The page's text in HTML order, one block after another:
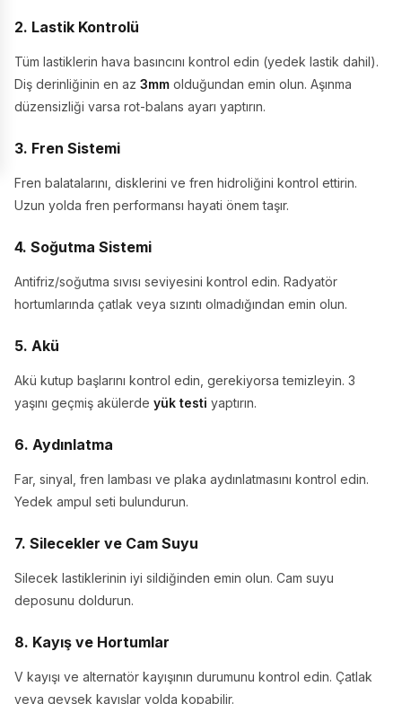
2. Lastik Kontrolü
Tüm lastiklerin hava basıncını kontrol edin (yedek lastik dahil).
Diş derinliğinin en az 3mm olduğundan emin olun. Aşınma
düzensizliği varsa rot-balans ayarı yaptırın.
3. Fren Sistemi
Fren balatalarını, disklerini ve fren hidroliğini kontrol ettirin.
Uzun yolda fren performansı hayati önem taşır.
4. Soğutma Sistemi
Antifriz/soğutma sıvısı seviyesini kontrol edin. Radyatör
hortumlarında çatlak veya sızıntı olmadığından emin olun.
5. Akü
Akü kutup başlarını kontrol edin, gerekiyorsa temizleyin. 3
yaşını geçmiş akülerde yük testi yaptırın.
6. Aydınlatma
Far, sinyal, fren lambası ve plaka aydınlatmasını kontrol edin.
Yedek ampul seti bulundurun.
7. Silecekler ve Cam Suyu
Silecek lastiklerinin iyi sildiğinden emin olun. Cam suyu
deposunu doldurun.
8. Kayış ve Hortumlar
V kayışı ve alternatör kayışının durumunu kontrol edin. Çatlak
veya gevşek kayışlar yolda kopabilir.